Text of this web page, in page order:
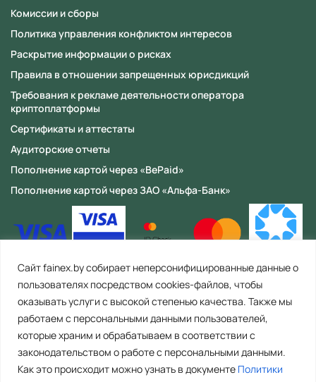
Сайт fainex.by собирает неперсонифицированные данные о
пользователях посредством cookies-файлов, чтобы
оказывать услуги с высокой степенью качества. Также мы
работаем с персональными данными пользователей,
которые храним и обрабатываем в соответствии с
законодательством о работе с персональными данными.
Как это происходит можно узнать в документе Политики
Комиссии и сборы
Политика управления конфликтом интересов
Раскрытие информации о рисках
Правила в отношении запрещенных юрисдикций
Требования к рекламе деятельности оператора
криптоплатформы
Сертификаты и аттестаты
Аудиторские отчеты
Пополнение картой через «BePaid»
Пополнение картой через ЗАО «Альфа-Банк»
ООО «Файнекс» Республика Беларусь, 223056, Минская область,